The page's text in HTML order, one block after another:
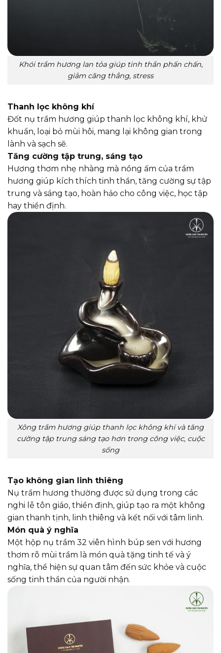
Khói trầm hương lan tỏa giúp tinh thần phấn chấn,
giảm căng thẳng, stress
Thanh lọc không khí
Đốt nụ trầm hương giúp thanh lọc không khí, khử
khuẩn, loại bỏ mùi hôi, mang lại không gian trong
lành và sạch sẽ.
Tăng cường tập trung, sáng tạo
Hương thơm nhẹ nhàng mà nồng ấm của trầm
hương giúp kích thích tinh thần, tăng cường sự tập
trung và sáng tạo, hoàn hảo cho công việc, học tập
hay thiền định.
Xông trầm hương giúp thanh lọc không khí và tăng
cường tập trung sáng tạo hơn trong công việc, cuộc
sống
Tạo không gian linh thiêng
Nụ trầm hương thường được sử dụng trong các
nghi lễ tôn giáo, thiền định, giúp tạo ra một không
gian thanh tịnh, linh thiêng và kết nối với tâm linh.
Món quà ý nghĩa
Một hộp nụ trầm 32 viên hình búp sen với hương
thơm rõ mùi trầm là món quà tặng tinh tế và ý
nghĩa, thể hiện sự quan tâm đến sức khỏe và cuộc
sống tinh thần của người nhận.